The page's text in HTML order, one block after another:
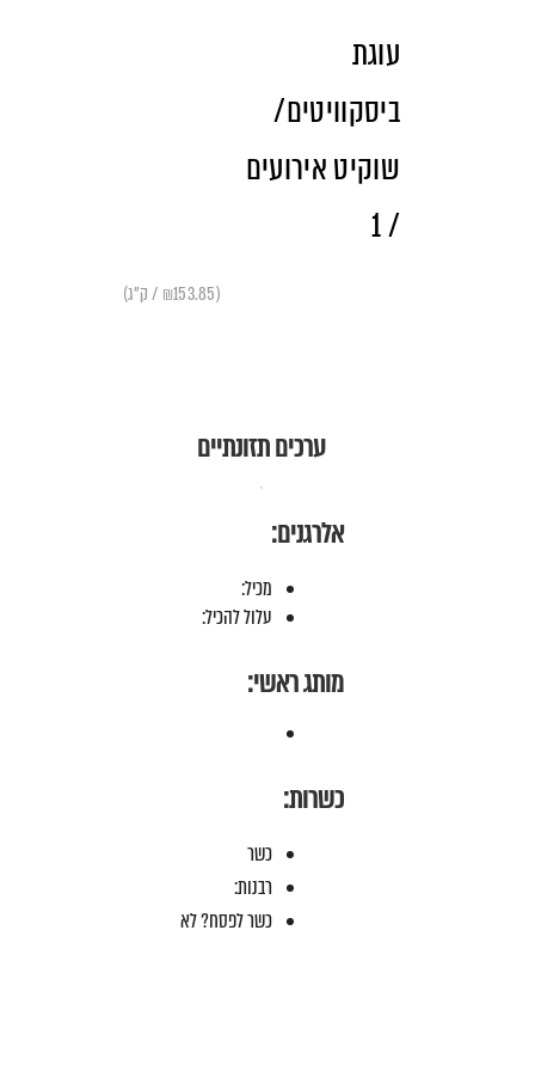
עוגת
ביסקוויטים/
שוקיט אירועים
/ 1
(₪153.85 / ק"ג)
ערכים תזונתיים
אלרגנים:
מכיל:
עלול להכיל:
מותג ראשי:
כשרות:
כשר
רבנות:
כשר לפסח? לא